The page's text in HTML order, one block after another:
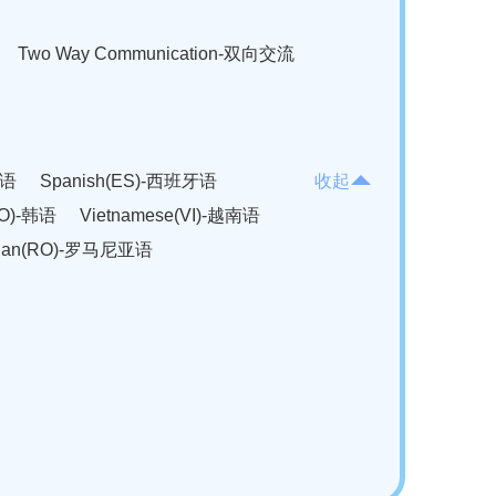
Two Way Communication-双向交流
Spanish(ES)-西班牙语
韩语
Vietnamese(VI)-越南语
罗马尼亚语
收起